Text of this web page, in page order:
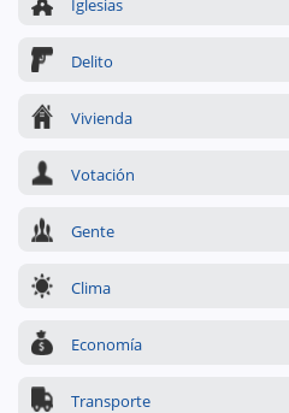
Iglesias
Delito
Vivienda
Votación
Gente
Clima
Economía
Transporte